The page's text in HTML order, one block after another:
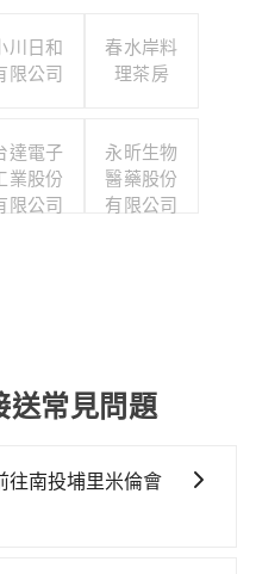
川日和
限公司
春水岸料
理茶房
達電子
業股份
限公司
永昕生物
醫藥股份
有限公司
送常見問題
往南投埔里米倫會